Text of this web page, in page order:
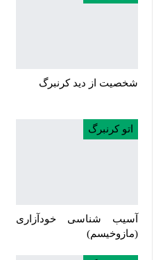
شخصیت از دید کرنبرگ
اتو کرنبرگ
آسیب شناسی خودآزاری
(مازوخیسم)